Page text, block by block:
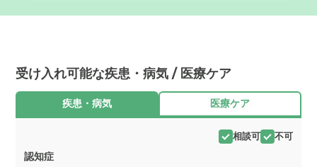
受け入れ可能な疾患・病気 / 医療ケア
疾患・病気 医療ケア
相談可 不可
認知症